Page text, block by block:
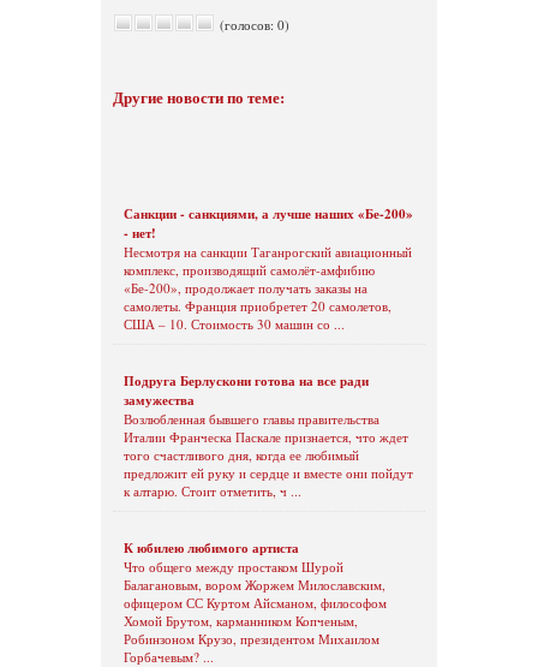
(голосов: 0)
Другие новости по теме:
Санкции - санкциями, а лучше наших «Бе-200»
- нет!
Несмотря на санкции Таганрогский авиационный
комплекс, производящий самолёт-амфибию
«Бе-200», продолжает получать заказы на
самолеты. Франция приобретет 20 самолетов,
США – 10. Стоимость 30 машин со ...
Подруга Берлускони готова на все ради
замужества
Возлюбленная бывшего главы правительства
Италии Франческа Паскале признается, что ждет
того счастливого дня, когда ее любимый
предложит ей руку и сердце и вместе они пойдут
к алтарю. Стоит отметить, ч ...
К юбилею любимого артиста
Что общего между простаком Шурой
Балагановым, вором Жоржем Милославским,
офицером СС Куртом Айсманом, философом
Хомой Брутом, карманником Копченым,
Робинзоном Крузо, президентом Михаилом
Горбачевым? ...